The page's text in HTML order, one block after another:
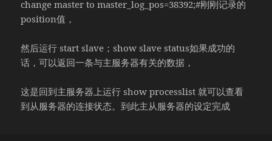
change master to master_log_pos=38392;#刚刚记录的
position值，
然后运行 start slave；show slave status如果成功的
话，可以返回一条与主服务器有关的数据，
这是回到主服务器上运行 show processlist 就可以查看
到从服务器的连接状态。到此主从服务器的设定完成